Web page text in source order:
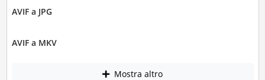
AVIF a JPG
AVIF a MKV
Mostra altro